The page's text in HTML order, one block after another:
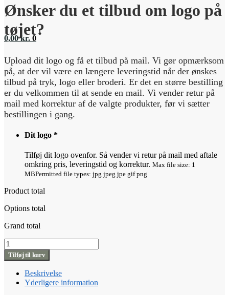
0,00kr. 0
Ønsker du et tilbud om logo på
tøjet?
Upload dit logo og få et tilbud på mail. Vi gør opmærksom
på, at der vil være en længere leveringstid når der ønskes
tilbud på tryk, logo eller broderi. Er det en større bestilling
er du velkommen til at sende en mail. Vi vender retur på
mail med korrektur af de valgte produkter, før vi sætter
bestillingen i gang.
Dit logo *
Tilføj dit logo ovenfor. Så vender vi retur på mail med aftale
omkring pris, leveringstid og korrektur. Max file size: 1
MBPermitted file types: jpg jpeg jpe gif png
Product total
Options total
Grand total
Clique
Miami
PRO
Roundneck
Tilføj til kurv
Beskrivelse
Yderligere information